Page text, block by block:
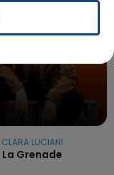
CLARA LUCIANI
La Grenade